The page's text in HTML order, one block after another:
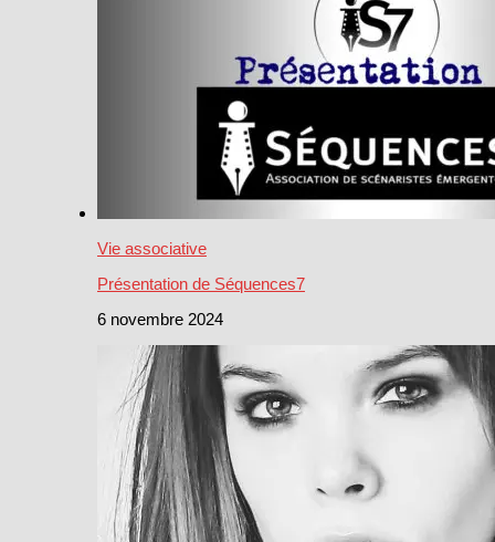
Vie associative
Présentation de Séquences7
6 novembre 2024